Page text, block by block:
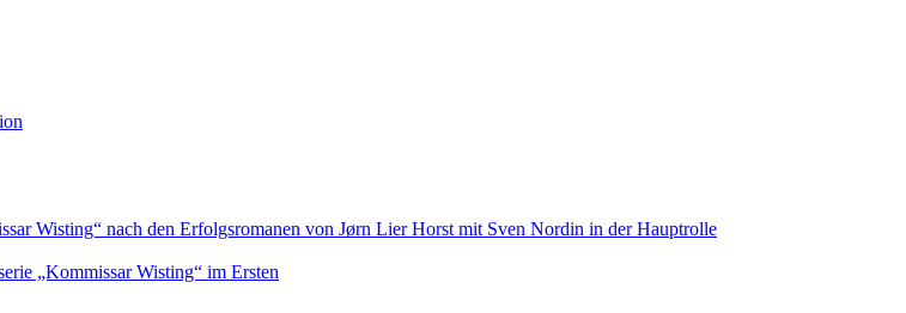
Wisting“ nach den Erfolgsromanen von Jørn Lier Horst mit Sven Nordin in der Hauptrolle
„Kommissar Wisting“ im Ersten